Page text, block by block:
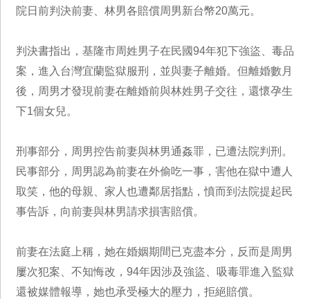
院日前判決前妻、林男各賠償周男新台幣20萬元。
判決書指出，基隆市周姓男子在民國94年犯下強盜、毒品
案，進入台灣宜蘭監獄服刑，並與妻子離婚。但離婚數月
後，周男才發現前妻在離婚前與林姓男子交往，還懷孕生
下1個女兒。
刑事部分，周男控告前妻與林男通姦罪，已遭法院判刑。
民事部分，周男認為前妻在外偷吃一事，害他在獄中遭人
取笑，他的母親、家人也遭鄰居指點，憤而到法院提起民
事告訴，向前妻與林男請求損害賠償。
前妻在法庭上稱，她在婚姻期間已克盡本分，反而是周男
屢次犯案、不知悔改，94年因涉及強盜、吸毒罪進入監獄
還被媒體報導，她也承受極大的壓力，拒絕賠償。